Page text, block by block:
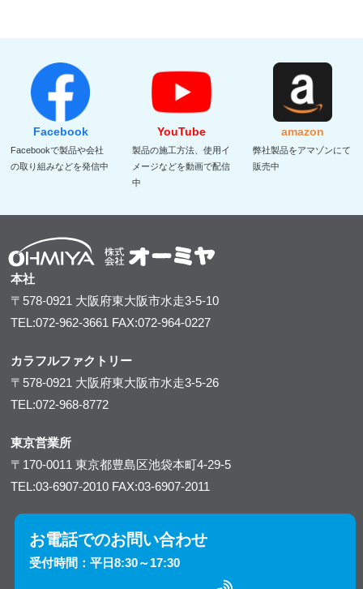
Facebook
Facebookで製品や会社
の取り組みなどを発信中
YouTube
製品の施工方法、使用イ
メージなどを動画で配信
中
amazon
弊社製品をアマゾンにて
販売中
本社
〒578-0921 大阪府東大阪市水走3-5-10
TEL:072-962-3661 FAX:072-964-0227
カラフルファクトリー
〒578-0921 大阪府東大阪市水走3-5-26
TEL:072-968-8772
東京営業所
〒170-0011東京都豊島区池袋本町4-29-5
TEL:03-6907-2010 FAX:03-6907-2011
お電話でのお問い合わせ
受付時間：平日8:30～17:30